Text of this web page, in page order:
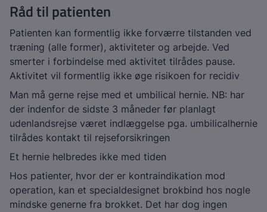
Råd til patienten
Patienten kan formentlig ikke forværre tilstanden ved
træning (alle former), aktiviteter og arbejde. Ved
smerter i forbindelse med aktivitet tilrådes pause.
Aktivitet vil formentlig ikke øge risikoen for recidiv
Man må gerne rejse med et umbilical hernie. NB: har
der indenfor de sidste 3 måneder før planlagt
udenlandsrejse været indlæggelse pga. umbilicalhernie
tilrådes kontakt til rejseforsikringen
Et hernie helbredes ikke med tiden
Hos patienter, hvor der er kontraindikation mod
operation, kan et specialdesignet brokbind hos nogle
mindske generne fra brokket. Det har dog ingen